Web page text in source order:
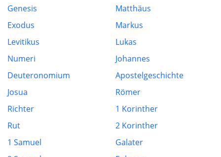
Genesis
Exodus
Levitikus
Numeri
Deuteronomium
Josua
Richter
Rut
1 Samuel
Matthäus
Markus
Lukas
Johannes
Apostelgeschichte
Römer
1 Korinther
2 Korinther
Galater